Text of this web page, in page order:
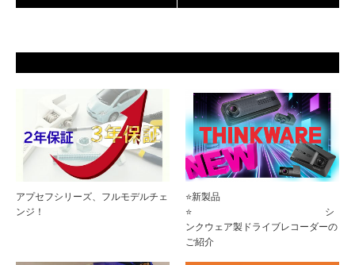
アプセフシリーズ、フルモデルチェ
ンジ！
⭐新製品
⭐ シ
ンクウェア製ドライブレコーダーの
ご紹介